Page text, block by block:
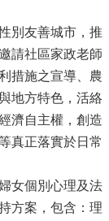
別友善城市，推
請社區家政老師
措施之宣導、農
地方特色，活絡
濟自主權，創造
真正落實於日常
女個別心理及法
方案，包含：理